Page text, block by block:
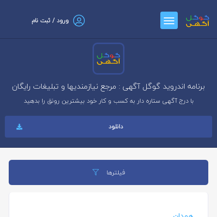
ورود / ثبت نام
برنامه اندروید گوگل آگهی : مرجع نیازمندیها و تبلیغات رایگان
با درج آگهی ستاره دار به کسب و کار خود بیشترین رونق را بدهید
دانلود
فیلترها